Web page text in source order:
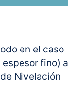
en el caso
fino) a
Nivelación